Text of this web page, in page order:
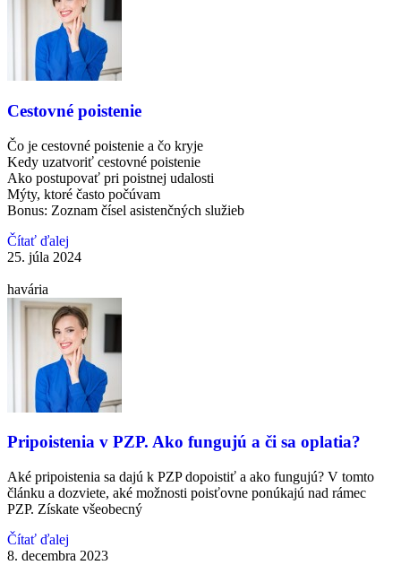
Cestovné poistenie
Čo je cestovné poistenie a čo kryje
Kedy uzatvoriť cestovné poistenie
Ako postupovať pri poistnej udalosti
Mýty, ktoré často počúvam
Bonus: Zoznam čísel asistenčných služieb
Čítať ďalej
25. júla 2024
havária
Pripoistenia v PZP. Ako fungujú a či sa oplatia?
Aké pripoistenia sa dajú k PZP dopoistiť a ako fungujú? V tomto
článku a dozviete, aké možnosti poisťovne ponúkajú nad rámec
PZP. Získate všeobecný
Čítať ďalej
8. decembra 2023